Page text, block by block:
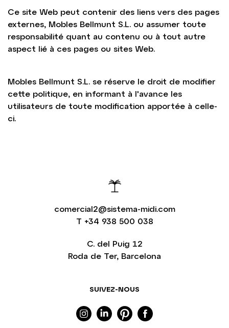
Ce site Web peut contenir des liens vers des pages
externes, Mobles Bellmunt S.L. ou assumer toute
responsabilité quant au contenu ou à tout autre
aspect lié à ces pages ou sites Web.
Mobles Bellmunt S.L. se réserve le droit de modifier
cette politique, en informant à l'avance les
utilisateurs de toute modification apportée à celle-
ci.
comercial2@sistema-midi.com
T +34 938 500 038
SUIVEZ-NOUS
C. del Puig 12
Roda de Ter, Barcelona